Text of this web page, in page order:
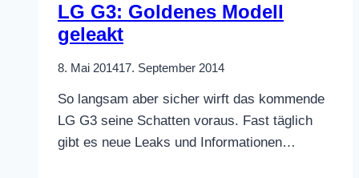
LG G3: Goldenes Modell
geleakt
8. Mai 201417. September 2014
So langsam aber sicher wirft das kommende
LG G3 seine Schatten voraus. Fast täglich
gibt es neue Leaks und Informationen…